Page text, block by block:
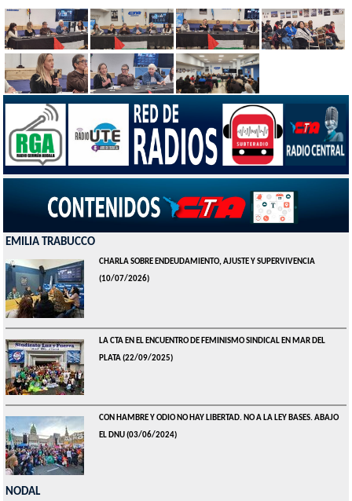
EMILIA TRABUCCO
CHARLA SOBRE ENDEUDAMIENTO, AJUSTE Y SUPERVIVENCIA
(10/07/2026)
LA CTA EN EL ENCUENTRO DE FEMINISMO SINDICAL EN MAR DEL
PLATA(22/09/2025)
CON HAMBRE Y ODIO NO HAY LIBERTAD. NO A LA LEY BASES. ABAJO
EL DNU(03/06/2024)
NODAL